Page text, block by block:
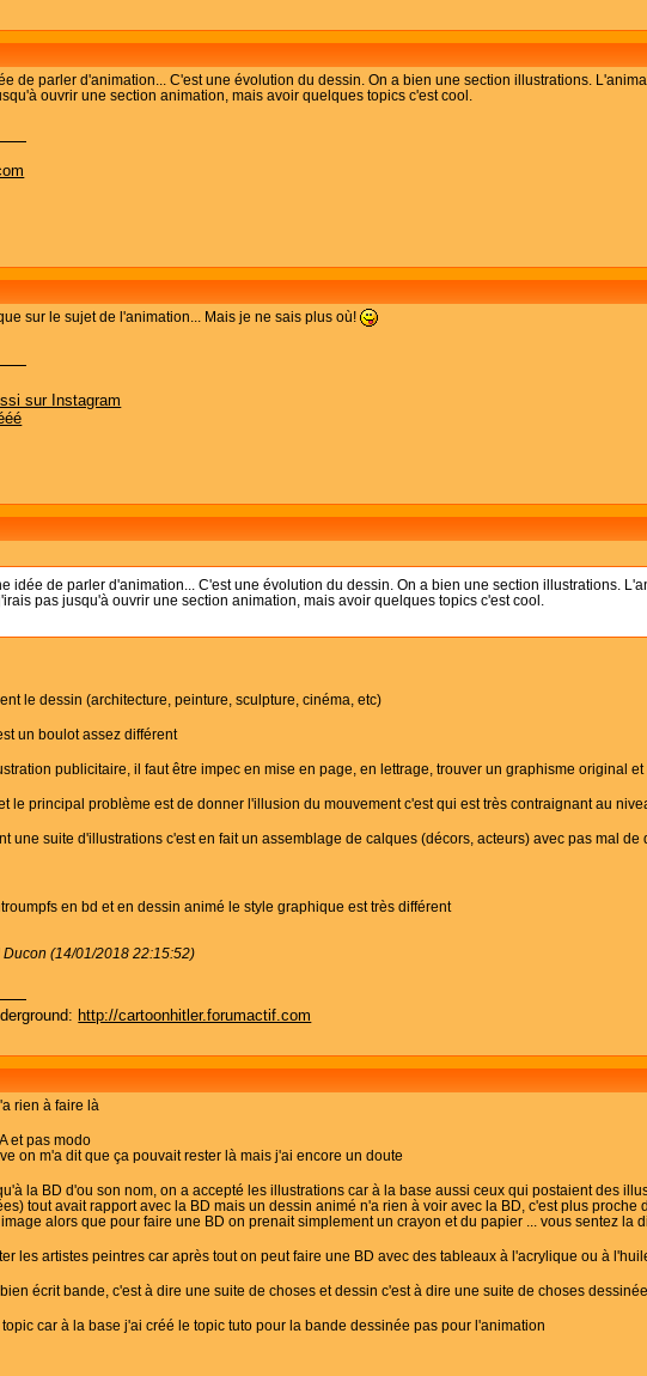
de parler d'animation... C'est une évolution du dessin. On a bien une section illustrations.
ouvrir une section animation, mais avoir quelques topics c'est cool.
sur le sujet de l'animation... Mais je ne sais plus où!
sur Instagram
idée de parler d'animation... C'est une évolution du dessin. On a bien une section illustrations.
pas jusqu'à ouvrir une section animation, mais avoir quelques topics c'est cool.
le dessin (architecture, peinture, sculpture, cinéma, etc)
un boulot assez différent
publicitaire, il faut être impec en mise en page, en lettrage, trouver un graphisme original et
le principal problème est de donner l'illusion du mouvement c'est qui est très contraignant au
une suite d'illustrations c'est en fait un assemblage de calques (décors, acteurs) avec pas mal de
en bd et en dessin animé le style graphique est très différent
(14/01/2018 22:15:52)
http://cartoonhitler.forumactif.com
rien à faire là
et pas modo
on m'a dit que ça pouvait rester là mais j'ai encore un doute
la BD d'ou son nom, on a accepté les illustrations car à la base aussi ceux qui postaient des
tout avait rapport avec la BD mais un dessin animé n'a rien à voir avec la BD, c'est plus
alors que pour faire une BD on prenait simplement un crayon et du papier ... vous sentez la
les artistes peintres car après tout on peut faire une BD avec des tableaux à l'acrylique ou à
écrit bande, c'est à dire une suite de choses et dessin c'est à dire une suite de choses
car à la base j'ai créé le topic tuto pour la bande dessinée pas pour l'animation